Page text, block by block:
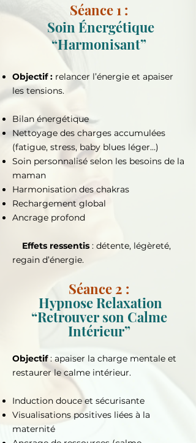
Séance 1 :
Soin Énergétique
“Harmonisant”
Objectif : relancer l’énergie et apaiser
les tensions.
Bilan énergétique
Nettoyage des charges accumulées
(fatigue, stress, baby blues léger…)
Soin personnalisé selon les besoins de la
maman
Harmonisation des chakras
Rechargement global
Ancrage profond
Effets ressentis : détente, légèreté,
regain d’énergie.
Séance 2 :
Hypnose Relaxation
“Retrouver son Calme
Intérieur”
Objectif: apaiser la charge mentale et
restaurer le calme intérieur.
Induction douce et sécurisante
Visualisations positives liées à la
maternité